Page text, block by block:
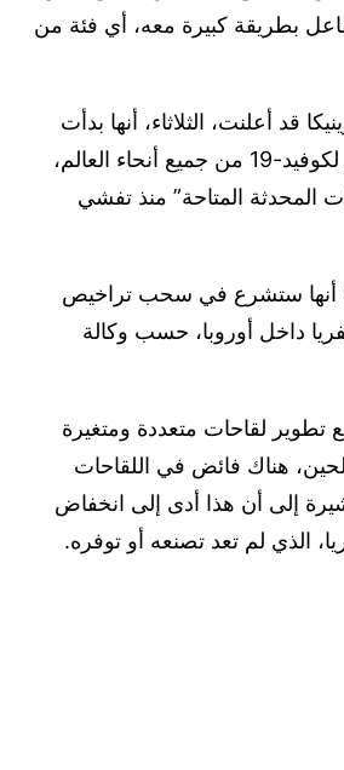
بطريقة كبيرة معه، أي فئة من
قد أعلنت، الثلاثاء، أنها بدأت
سحب لقاحها المضاد لكوفيد-19 من جميع أنحاء العالم،
المحدثة المتاحة” منذ تفشي
أنها ستشرع في سحب تراخيص
داخل أوروبا، حسب وكالة
لقاحات متعددة ومتغيرة
ذلك الحين، هناك فائض في اللقاحات
إلى أن هذا أدى إلى انخفاض
الذي لم تعد تصنعه أو توفره.